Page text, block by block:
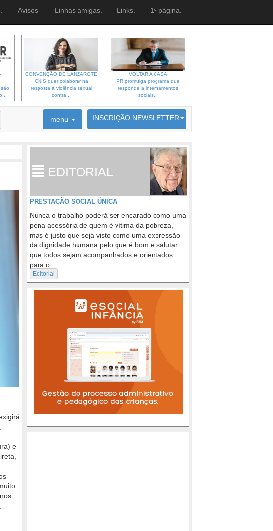
Avisos. Linhas amigas. Links. 1ª página.
CONVENÇÃO DE LANZAROTE
CNIS quer colaborar na
resposta à violência sexual
contra...
VOLTAR A CASA
PR promulga programa que
responde a internamentos
sociais...
menu INSCRIÇÃO NEWSLETTER
6692 membros inscritos
e
EDITORIAL
PRESTAÇÃO SOCIAL ÚNICA
Nunca o trabalho poderá ser encarado como uma
pena acessória de quem é vítima da pobreza,
mas é justo que seja visto como uma expressão
da dignidade humana pelo que é bom e salutar
que todos sejam acompanhados e orientados
para o...
Editorial